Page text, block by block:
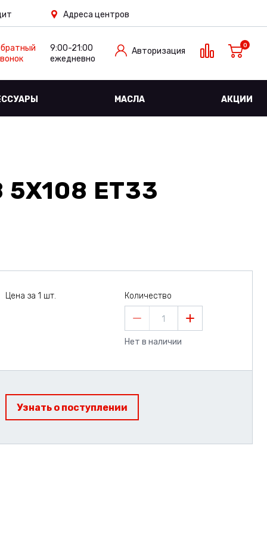
Адреса центров
9:00-21:00
ежедневно
Авторизация
0
МАСЛА АКЦИИ
5X108 ET33
Цена за 1 шт. Количество
1
Нет в наличии
Узнать о поступлении